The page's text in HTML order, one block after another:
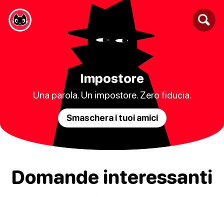
Impostore
Una parola. Un impostore. Zero fiducia.
Smaschera i tuoi amici
Domande interessanti